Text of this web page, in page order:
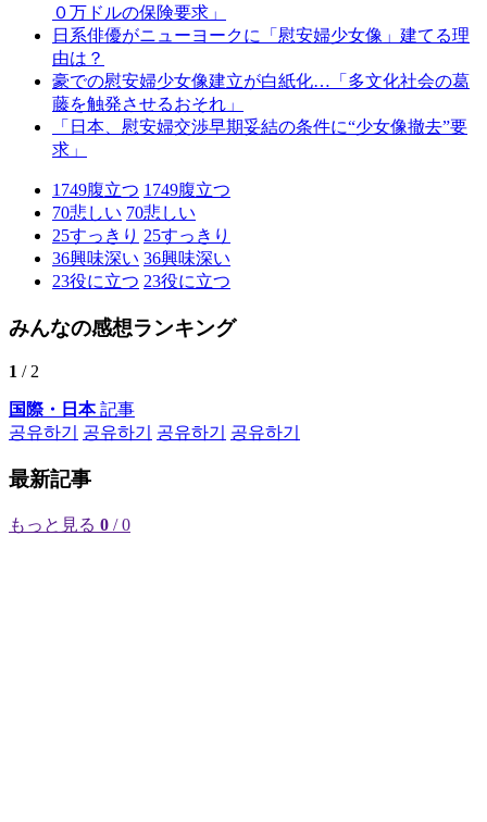
０万ドルの保険要求」
日系俳優がニューヨークに「慰安婦少女像」建てる理
由は？
豪での慰安婦少女像建立が白紙化…「多文化社会の葛
藤を触発させるおそれ」
「日本、慰安婦交渉早期妥結の条件に“少女像撤去”要
求」
1749腹立つ 1749腹立つ
70悲しい 70悲しい
25すっきり 25すっきり
36興味深い 36興味深い
23役に立つ 23役に立つ
みんなの感想ランキング
1 / 2
国際・日本記事
공유하기
공유하기 공유하기 공유하기
最新記事
もっと見る 0 / 0